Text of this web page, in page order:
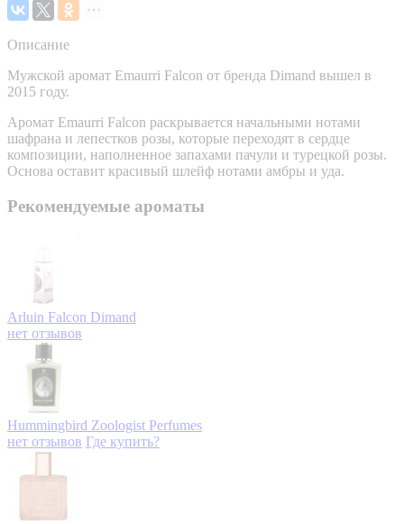
Описание
Мужской аромат Emaurri Falcon от бренда Dimand вышел в
2015 году.
Аромат Emaurri Falcon раскрывается начальными нотами
шафрана и лепестков розы, которые переходят в сердце
композиции, наполненное запахами пачули и турецкой розы.
Основа оставит красивый шлейф нотами амбры и уда.
Рекомендуемые ароматы
Arluin Falcon Dimand
нет отзывов
Hummingbird Zoologist Perfumes
нет отзывов Где купить?